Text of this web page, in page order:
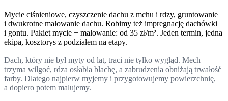
Mycie ciśnieniowe, czyszczenie dachu z mchu i rdzy, gruntowanie
i dwukrotne malowanie dachu. Robimy też impregnację dachówki
i gontu. Pakiet mycie + malowanie: od 35 zł/m². Jeden termin, jedna
ekipa, kosztorys z podziałem na etapy.
Dach, który nie był myty od lat, traci nie tylko wygląd. Mech
trzyma wilgoć, rdza osłabia blachę, a zabrudzenia obniżają trwałość
farby. Dlatego najpierw myjemy i przygotowujemy powierzchnię,
a dopiero potem malujemy.